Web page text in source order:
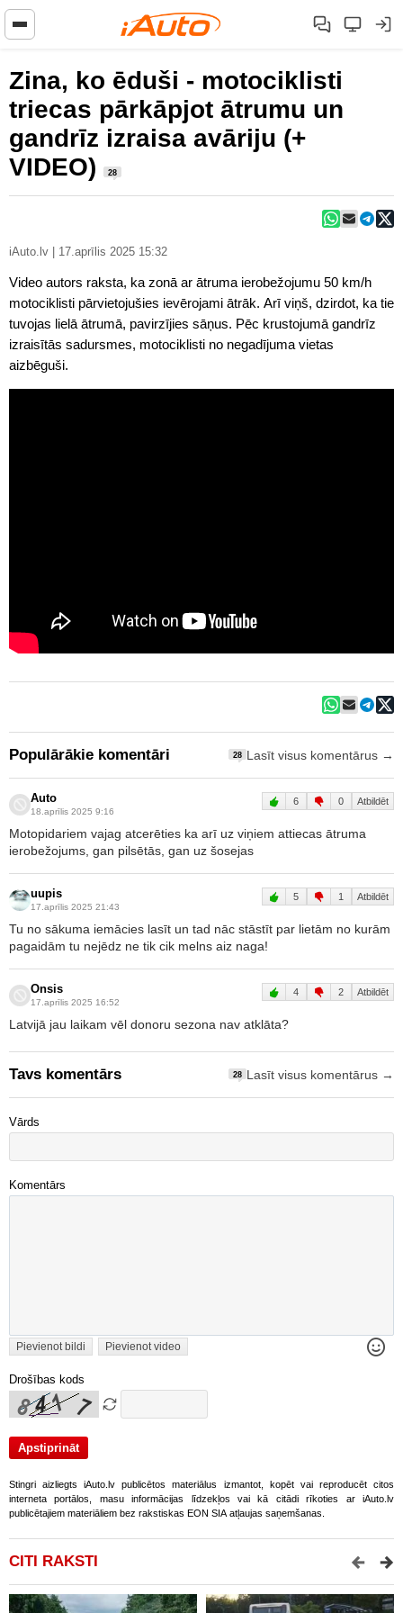
Zina, ko ēduši - motociklisti
triecas pārkāpjot ātrumu un
gandrīz izraisa avāriju (+
VIDEO)
28
iAuto.lv | 17.aprīlis 2025 15:32
Video autors raksta, ka zonā ar ātruma ierobežojumu 50 km/h
motociklisti pārvietojušies ievērojami ātrāk. Arī viņš, dzirdot, ka tie
tuvojas lielā ātrumā, pavirzījies sāņus. Pēc krustojumā gandrīz
izraisītās sadursmes, motociklisti no negadījuma vietas
aizbēguši.
Populārākie komentāri 28 Lasīt visus komentārus →
Auto
18.aprīlis 2025 9:16
6 0 Atbildēt
Motopidariem vajag atcerēties ka arī uz viņiem attiecas ātruma
ierobežojums, gan pilsētās, gan uz šosejas
uupis
17.aprīlis 2025 21:43
5 1 Atbildēt
Tu no sākuma iemācies lasīt un tad nāc stāstīt par lietām no kurām
pagaidām tu nejēdz ne tik cik melns aiz naga!
Onsis
17.aprīlis 2025 16:52
4 2 Atbildēt
Latvijā jau laikam vēl donoru sezona nav atklāta?
Tavs komentārs 28 Lasīt visus komentārus →
Vārds
Komentārs
Pievienot bildi Pievienot video
Drošības kods
Stingri aizliegts iAuto.lv publicētos materiālus izmantot, kopēt vai reproducēt citos
interneta portālos, masu informācijas līdzekļos vai kā citādi rīkoties ar iAuto.lv
publicētajiem materiāliem bez rakstiskas EON SIA atļaujas saņemšanas.
CITI RAKSTI